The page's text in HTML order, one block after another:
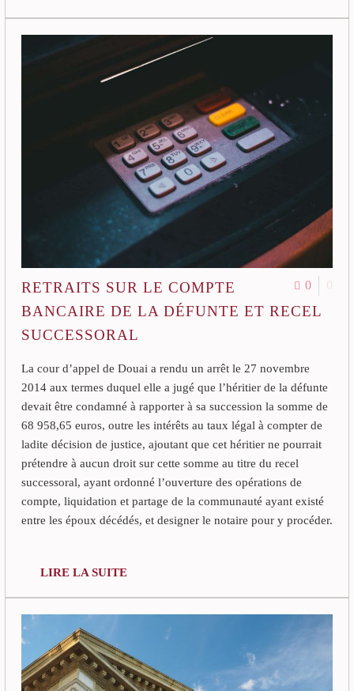
0 0
RETRAITS SUR LE COMPTE
BANCAIRE DE LA DÉFUNTE ET RECEL
SUCCESSORAL
La cour d’appel de Douai a rendu un arrêt le 27 novembre
2014 aux termes duquel elle a jugé que l’héritier de la défunte
devait être condamné à rapporter à sa succession la somme de
68 958,65 euros, outre les intérêts au taux légal à compter de
ladite décision de justice, ajoutant que cet héritier ne pourrait
prétendre à aucun droit sur cette somme au titre du recel
successoral, ayant ordonné l’ouverture des opérations de
compte, liquidation et partage de la communauté ayant existé
entre les époux décédés, et designer le notaire pour y procéder.
LIRE LA SUITE